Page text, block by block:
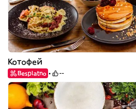
Котофей
Besplatno --